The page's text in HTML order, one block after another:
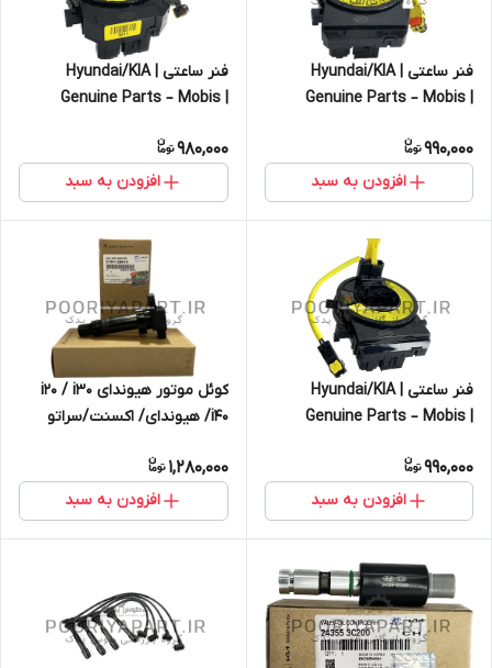
فنر ساعتی | Hyundai/KIA
Genuine Parts – Mobis |
990,000
افزودن به سبد
فنر ساعتی | Hyundai/KIA
Genuine Parts – Mobis |
980,000
افزودن به سبد
فنر ساعتی | Hyundai/KIA
Genuine Parts – Mobis |
990,000
افزودن به سبد
کوئل موتور هیوندای i20 / i30
/i40 هیوندای/ اکسنت/سراتو
هیوندای FD i30 – هیوندای i40 –
1,280,000
افزودن به سبد